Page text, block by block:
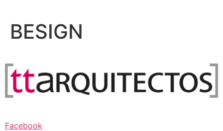
contenido
BESIGN
Facebook